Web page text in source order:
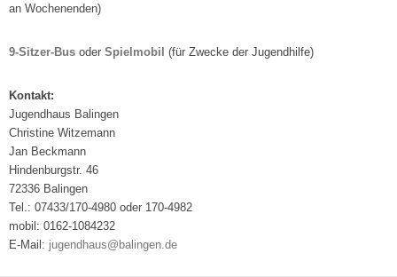
an Wochenenden)
9-Sitzer-Bus oder Spielmobil (für Zwecke der Jugendhilfe)
Kontakt:
Jugendhaus Balingen
Christine Witzemann
Jan Beckmann
Hindenburgstr. 46
72336 Balingen
Tel.: 07433/170-4980 oder 170-4982
mobil: 0162-1084232
E-Mail: jugendhaus@balingen.de